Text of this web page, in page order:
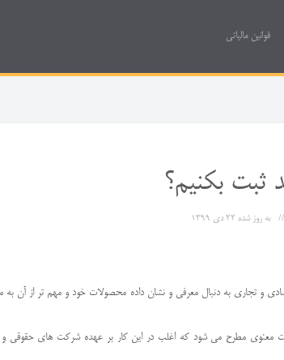
قوانین مالیاتی
ثبت بکنیم؟
به روز شده 22 دی 1399
تجاری به دنبال معرفی و نشان داده محصولات خود و مهم تر از آن به
معنوی مطرح می شود که اغلب در این کار بر عهده شرکت های حقوقی و